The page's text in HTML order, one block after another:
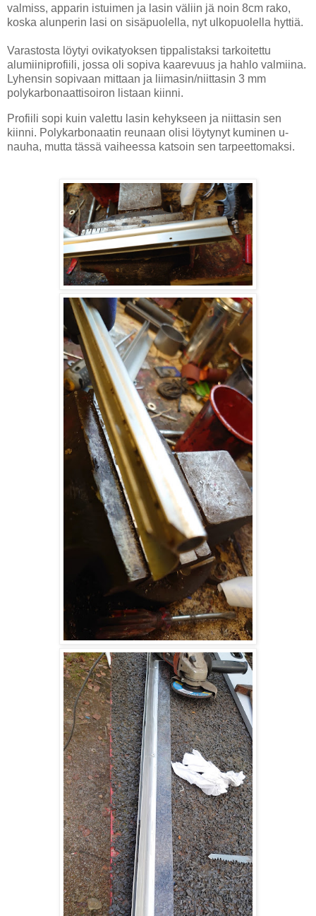
valmiss, apparin istuimen ja lasin väliin jä noin 8cm rako,
koska alunperin lasi on sisäpuolella, nyt ulkopuolella hyttiä.
Varastosta löytyi ovikatyoksen tippalistaksi tarkoitettu
alumiiniprofiili, jossa oli sopiva kaarevuus ja hahlo valmiina.
Lyhensin sopivaan mittaan ja liimasin/niittasin 3 mm
polykarbonaattisoiron listaan kiinni.
Profiili sopi kuin valettu lasin kehykseen ja niittasin sen
kiinni. Polykarbonaatin reunaan olisi löytynyt kuminen u-
nauha, mutta tässä vaiheessa katsoin sen tarpeettomaksi.